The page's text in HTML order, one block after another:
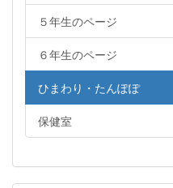
５年生のページ
６年生のページ
ひまわり・たんぽぽ
保健室